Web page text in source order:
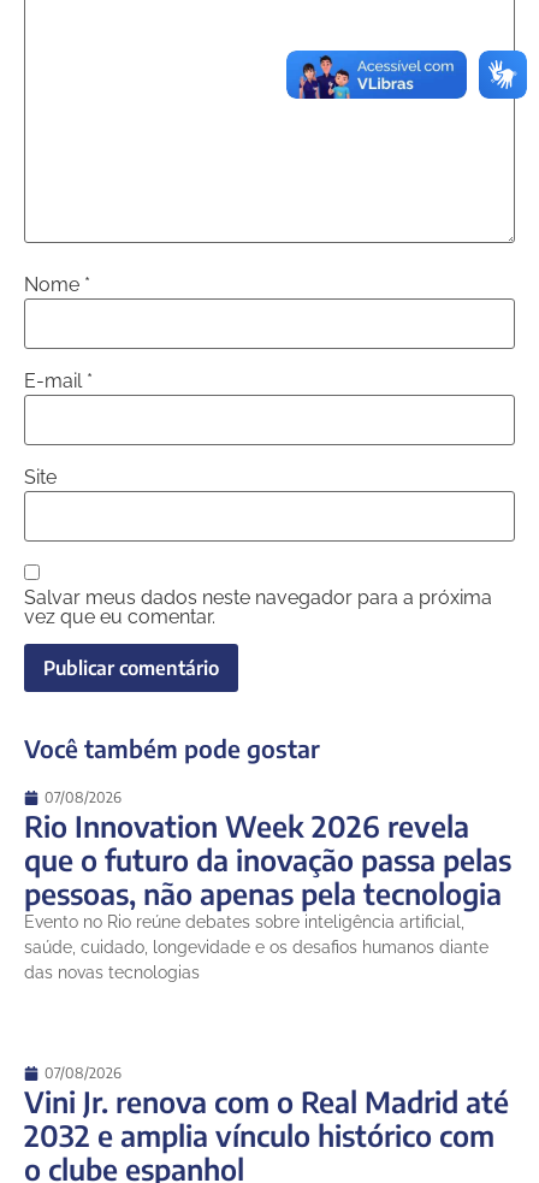
Nome *
E-mail *
Site
Salvar meus dados neste navegador para a próxima
vez que eu comentar.
Você também pode gostar
07/08/2026
Rio Innovation Week 2026 revela
que o futuro da inovação passa pelas
pessoas, não apenas pela tecnologia
Evento no Rio reúne debates sobre inteligência artificial,
saúde, cuidado, longevidade e os desafios humanos diante
das novas tecnologias
07/08/2026
Vini Jr. renova com o Real Madrid até
2032 e amplia vínculo histórico com
o clube espanhol